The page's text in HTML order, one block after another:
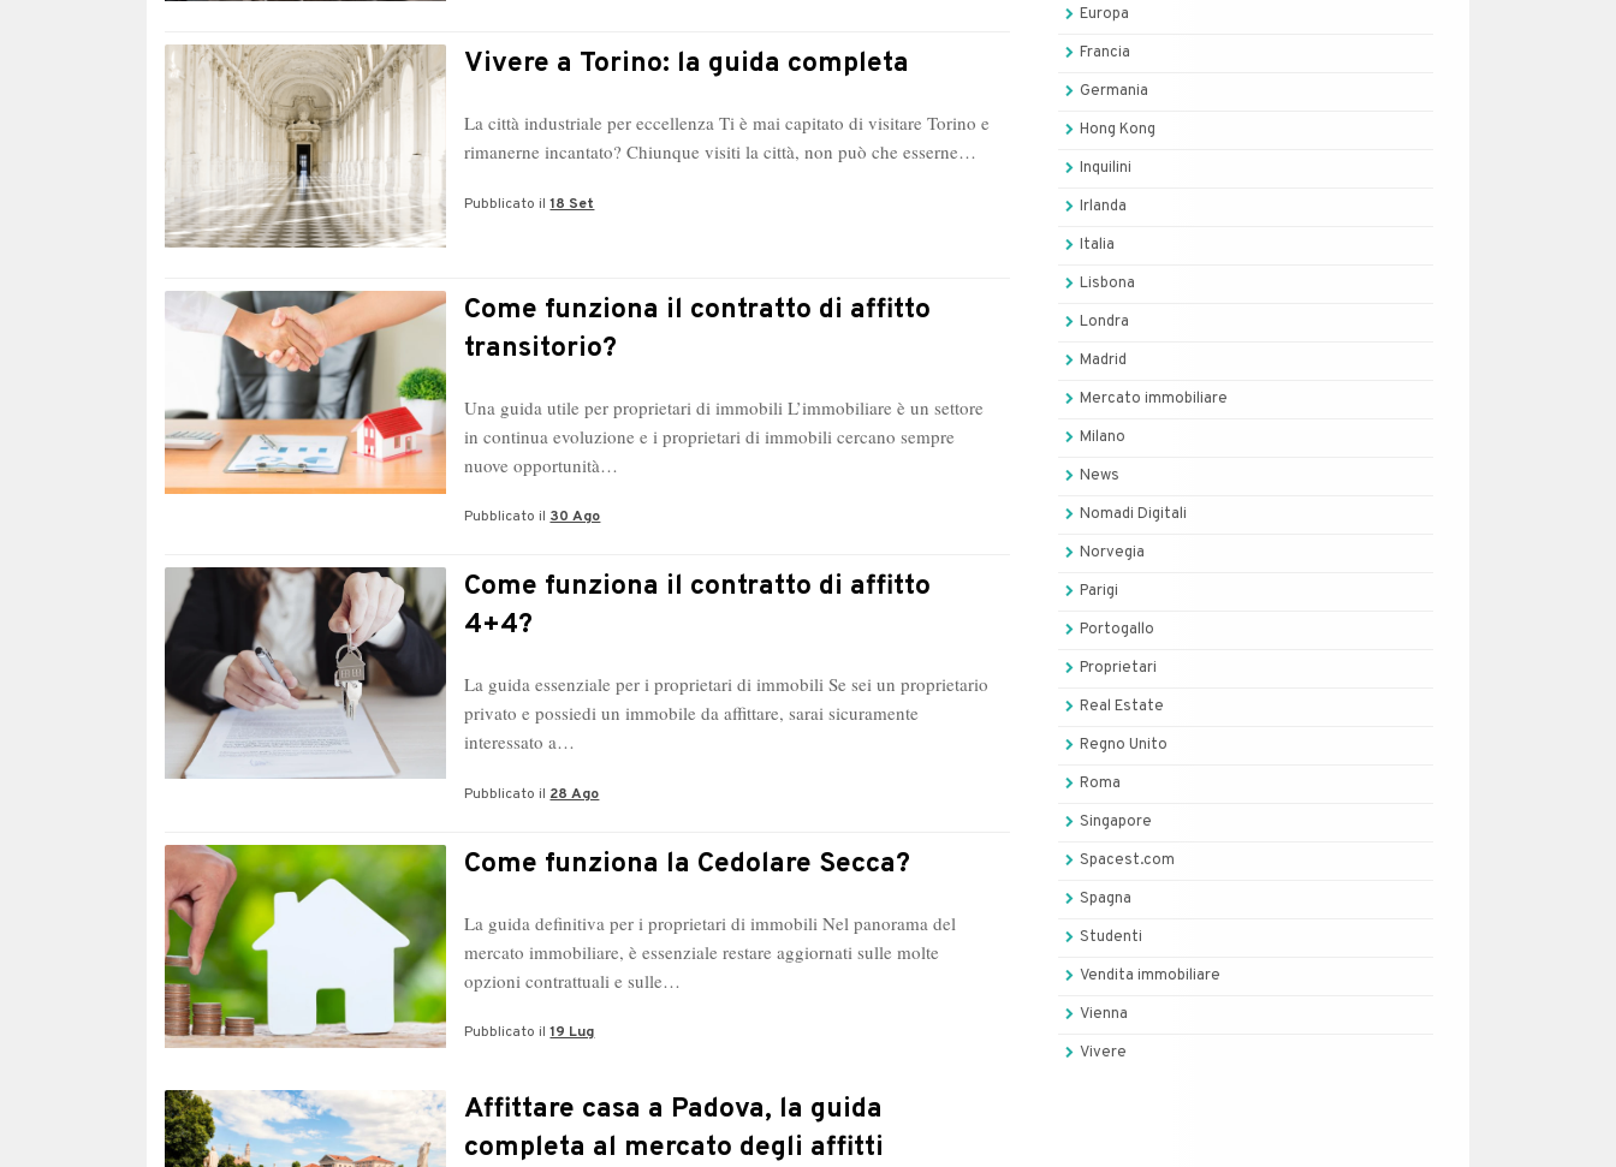
Vivere a Torino: la guida completa
La città industriale per eccellenza Ti è mai capitato di visitare Torino e
rimanerne incantato? Chiunque visiti la città, non può che esserne…
Pubblicato il18 Set
Come funziona il contratto di affitto
transitorio?
Una guida utile per proprietari di immobili L’immobiliare è un settore
in continua evoluzione e i proprietari di immobili cercano sempre
nuove opportunità…
Pubblicato il30 Ago
Come funziona il contratto di affitto
4+4?
La guida essenziale per i proprietari di immobili Se sei un proprietario
privato e possiedi un immobile da affittare, sarai sicuramente
interessato a…
Pubblicato il 28 Ago
Come funziona la Cedolare Secca?
La guida definitiva per i proprietari di immobili Nel panorama del
mercato immobiliare, è essenziale restare aggiornati sulle molte
opzioni contrattuali e sulle…
Pubblicato il19 Lug
Affittare casa a Padova, la guida
completa al mercato degli affitti
Europa
Francia
Germania
Hong Kong
Inquilini
Irlanda
Italia
Lisbona
Londra
Madrid
Mercato immobiliare
Milano
News
Nomadi Digitali
Norvegia
Parigi
Portogallo
Proprietari
Real Estate
Regno Unito
Roma
Singapore
Spacest.com
Spagna
Studenti
Vendita immobiliare
Vienna
Vivere